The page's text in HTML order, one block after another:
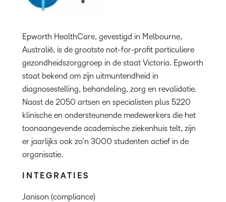
Epworth HealthCare, gevestigd in Melbourne,
Australië, is de grootste not-for-profit particuliere
gezondheidszorggroep in de staat Victoria. Epworth
staat bekend om zijn uitmuntendheid in
diagnosestelling, behandeling, zorg en revalidatie.
Naast de 2050 artsen en specialisten plus 5220
klinische en ondersteunende medewerkers die het
toonaangevende academische ziekenhuis telt, zijn
er jaarlijks ook zo’n 3000 studenten actief in de
organisatie.
INTEGRATIES
Janison (compliance)